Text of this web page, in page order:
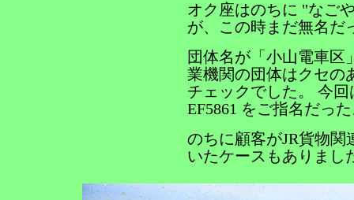
オク座はのちに "なご
が、この時まだ無名だ
団体名が「小山電車区
業機関の団体はクセの
チェックでした。 今
EF5861 をご指名だっ
のちに顧客がJR貨物関
いたケースもありまし